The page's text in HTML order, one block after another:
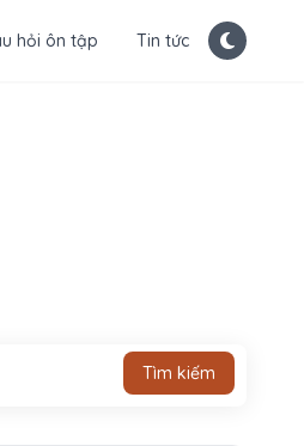
hỏi ôn tập Tin tức
Tìm kiếm